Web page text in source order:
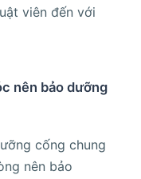
viên đến với
nên bảo dưỡng
cống chung
nên bảo